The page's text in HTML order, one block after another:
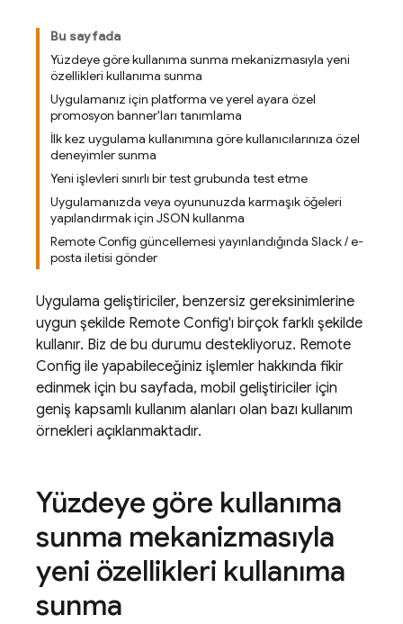
Bu sayfada
Yüzdeye göre kullanıma sunma mekanizmasıyla yeni
özellikleri kullanıma sunma
Uygulamanız için platforma ve yerel ayara özel
promosyon banner'ları tanımlama
İlk kez uygulama kullanımına göre kullanıcılarınıza özel
deneyimler sunma
Yeni işlevleri sınırlı bir test grubunda test etme
Uygulamanızda veya oyununuzda karmaşık öğeleri
yapılandırmak için JSON kullanma
Remote Config güncellemesi yayınlandığında Slack / e-
posta iletisi gönder
Uygulama geliştiriciler, benzersiz gereksinimlerine
uygun şekilde Remote Config'ı birçok farklı şekilde
kullanır. Biz de bu durumu destekliyoruz. Remote
Config ile yapabileceğiniz işlemler hakkında fikir
edinmek için bu sayfada, mobil geliştiriciler için
geniş kapsamlı kullanım alanları olan bazı kullanım
örnekleri açıklanmaktadır.
Yüzdeye göre kullanıma
sunma mekanizmasıyla
yeni özellikleri kullanıma
sunma